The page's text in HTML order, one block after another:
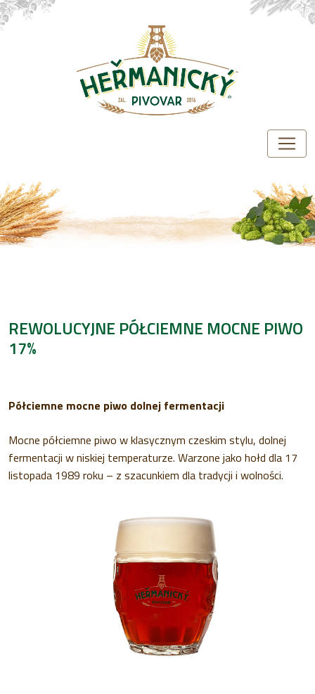
REWOLUCYJNE PÓŁCIEMNE MOCNE PIWO
17%
Półciemne mocne piwo dolnej fermentacji
Mocne półciemne piwo w klasycznym czeskim stylu, dolnej
fermentacji w niskiej temperaturze. Warzone jako hołd dla 17
listopada 1989 roku – z szacunkiem dla tradycji i wolności.